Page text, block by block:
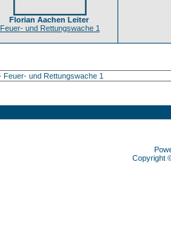
Florian Aachen Leiter
Feuer- und Rettungswache 1
Copyright